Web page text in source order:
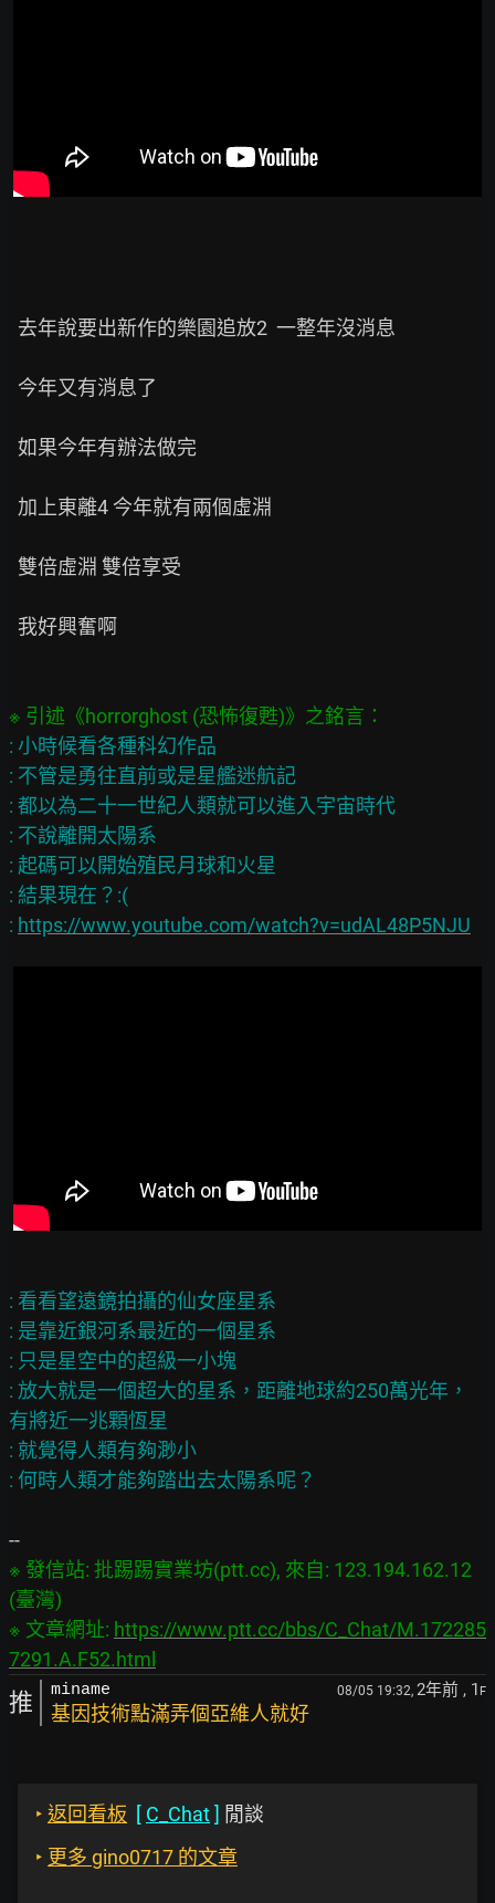
: 小時候看各種科幻作品
: 不管是勇往直前或是星艦迷航記
: 都以為二十一世紀人類就可以進入宇宙時代
: 不說離開太陽系
: 起碼可以開始殖民月球和火星
: 結果現在？:(
: https://www.youtube.com/watch?v=udAL48P5NJU
: 看看望遠鏡拍攝的仙女座星系
: 是靠近銀河系最近的一個星系
: 只是星空中的超級一小塊
: 放大就是一個超大的星系，距離地球約250萬光年，
有將近一兆顆恆星
: 就覺得人類有夠渺小
※ 發信站: 批踢踢實業坊(ptt.cc), 來自: 123.194.162.12
(臺灣)
※ 文章網址: https://www.ptt.cc/bbs/C_Chat/M.172285
7291.A.F52.html
推 miname 08/05 19:32, 2年前 , 1 F
基因技術點滿弄個亞維人就好
‣ 返回看板 [ C_Chat] 閒談
‣ 更多 gino0717 的文章